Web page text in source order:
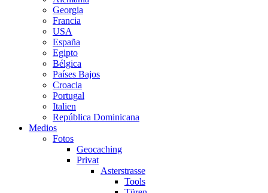
Georgia
Francia
USA
España
Egipto
Bélgica
Países Bajos
Croacia
Portugal
Italien
República Dominicana
Medios
Fotos
Geocaching
Privat
Asterstrasse
Tools